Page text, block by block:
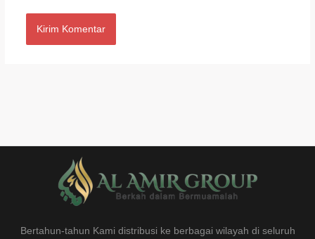
Bertahun-tahun Kami distribusi ke berbagai wilayah di seluruh